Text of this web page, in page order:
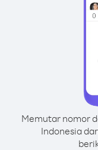
Memutar nomor
Indonesia